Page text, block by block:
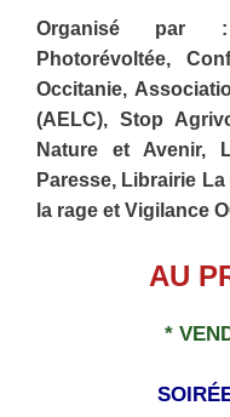
Organisé par :
Photorévoltée,
Occitanie,
(AELC), Stop
Nature et Avenir,
Paresse, Librairie
la rage et Vigilance
AU
*